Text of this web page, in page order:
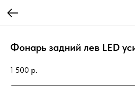
Фонарь задний лев LED
1 500 р.